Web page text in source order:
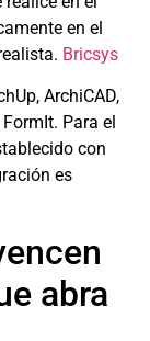
en el
Bricsys
ArchiCAD,
Para el
con
es
abra